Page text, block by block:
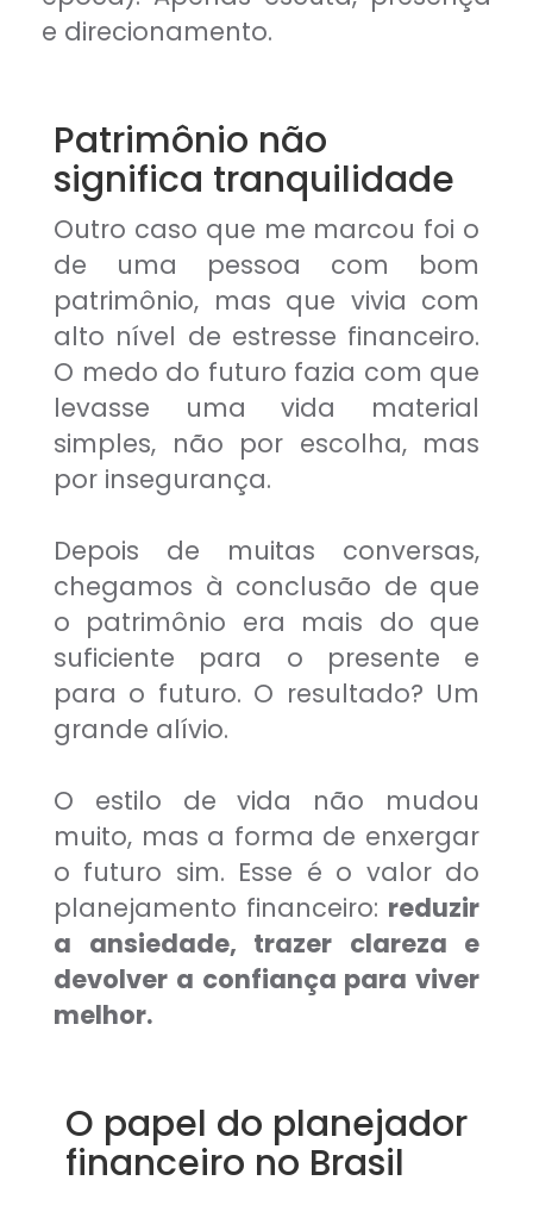
e direcionamento.
Patrimônio não
significa tranquilidade
Outro caso que me marcou foi o
de uma pessoa com bom
patrimônio, mas que vivia com
alto nível de estresse financeiro.
O medo do futuro fazia com que
levasse uma vida material
simples, não por escolha, mas
por insegurança.
Depois de muitas conversas,
chegamos à conclusão de que
o patrimônio era mais do que
suficiente para o presente e
para o futuro. O resultado? Um
grande alívio.
O estilo de vida não mudou
muito, mas a forma de enxergar
o futuro sim. Esse é o valor do
planejamento financeiro: reduzir
a ansiedade, trazer clareza e
devolver a confiança para viver
melhor.
O papel do planejador
financeiro no Brasil